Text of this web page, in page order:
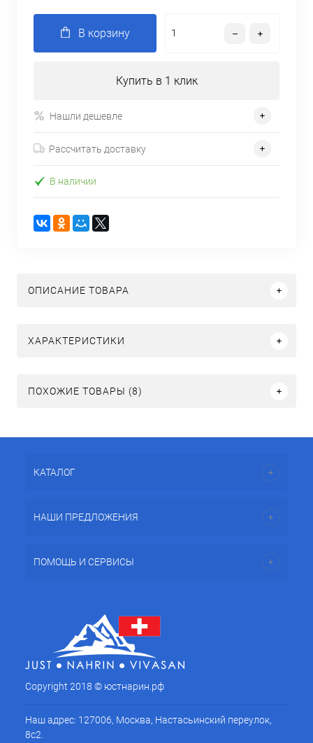
В корзину
Купить в 1 клик
Нашли дешевле
Рассчитать доставку
В наличии
ОПИСАНИЕ ТОВАРА
ХАРАКТЕРИСТИКИ
ПОХОЖИЕ ТОВАРЫ (8)
КАТАЛОГ
НАШИ ПРЕДЛОЖЕНИЯ
ПОМОЩЬ И СЕРВИСЫ
Copyright 2018 © юстнарин.рф
Наш адрес: 127006, Москва, Настасьинский переулок,
8с2.